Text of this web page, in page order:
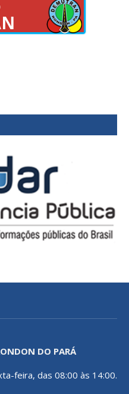
DO PARÁ
feira, das 08:00 às 14:00.